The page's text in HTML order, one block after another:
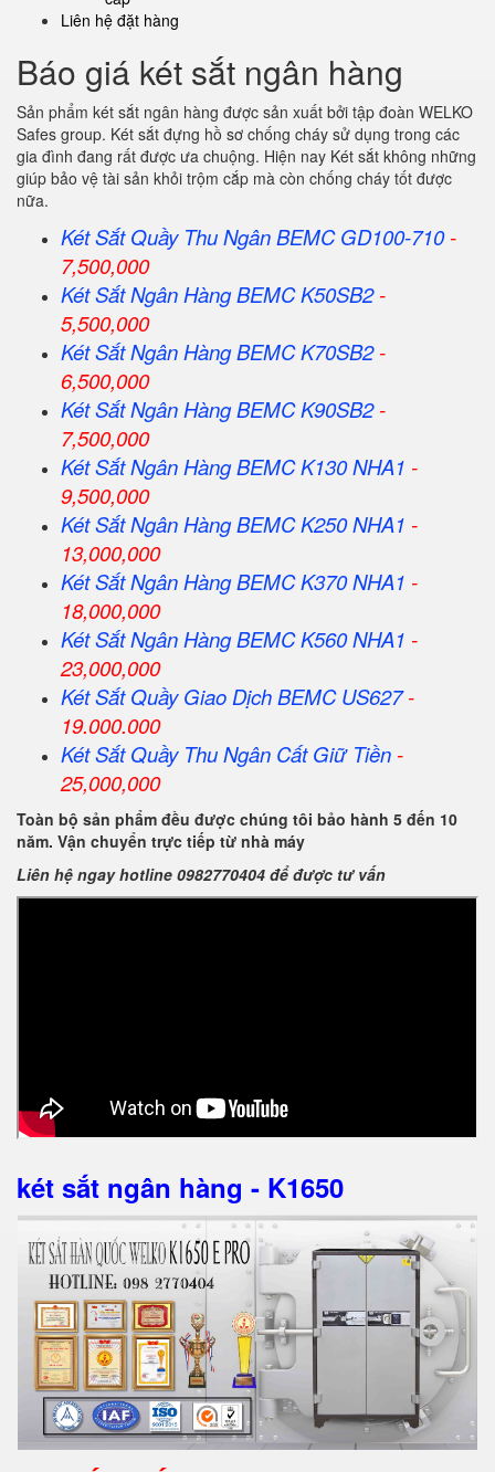
Liên hệ đặt hàng
Báo giá két sắt ngân hàng
Sản phẩm két sắt ngân hàng được sản xuất bởi tập đoàn WELKO
Safes group. Két sắt đựng hồ sơ chống cháy sử dụng trong các
gia đình đang rất được ưa chuộng. Hiện nay Két sắt không những
giúp bảo vệ tài sản khỏi trộm cắp mà còn chống cháy tốt được
nữa.
Két Sắt Quầy Thu Ngân BEMC GD100-710-
7,500,000
Két Sắt Ngân Hàng BEMC K50SB2-
5,500,000
Két Sắt Ngân Hàng BEMC K70SB2-
6,500,000
Két Sắt Ngân Hàng BEMC K90SB2-
7,500,000
Két Sắt Ngân Hàng BEMC K130 NHA1 -
9,500,000
Két Sắt Ngân Hàng BEMC K250 NHA1 -
13,000,000
Két Sắt Ngân Hàng BEMC K370 NHA1 -
18,000,000
Két Sắt Ngân Hàng BEMC K560 NHA1 -
23,000,000
Két Sắt Quầy Giao Dịch BEMC US627-
19.000.000
Két Sắt Quầy Thu Ngân Cất Giữ Tiền -
25,000,000
Toàn bộ sản phẩm đều được chúng tôi bảo hành 5 đến 10
năm. Vận chuyển trực tiếp từ nhà máy
Liên hệ ngay hotline 0982770404 để được tư vấn
két sắt ngân hàng - K1650